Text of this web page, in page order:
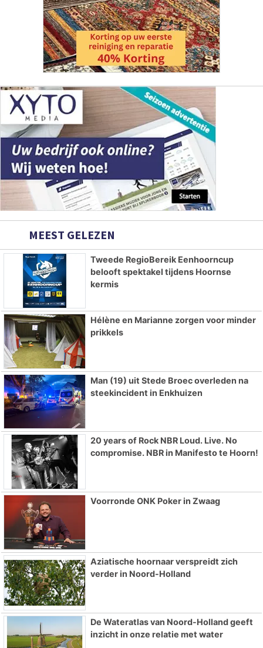
MEEST GELEZEN
Tweede RegioBereik Eenhoorncup
belooft spektakel tijdens Hoornse
kermis
Hélène en Marianne zorgen voor minder
prikkels
Man (19) uit Stede Broec overleden na
steekincident in Enkhuizen
20 years of Rock NBR Loud. Live. No
compromise. NBR in Manifesto te Hoorn!
Voorronde ONK Poker in Zwaag
Aziatische hoornaar verspreidt zich
verder in Noord-Holland
De Wateratlas van Noord-Holland geeft
inzicht in onze relatie met water